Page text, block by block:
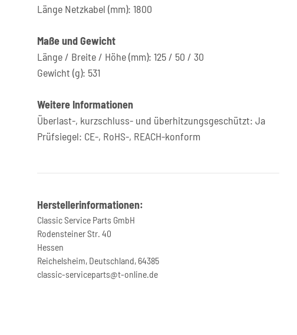
Länge Netzkabel (mm): 1800
Maße und Gewicht
Länge / Breite / Höhe (mm): 125 / 50 / 30
Gewicht (g): 531
Weitere Informationen
Überlast-, kurzschluss- und überhitzungsgeschützt: Ja
Prüfsiegel: CE-, RoHS-, REACH-konform
Herstellerinformationen:
Classic Service Parts GmbH
Rodensteiner Str. 40
Hessen
Reichelsheim, Deutschland, 64385
classic-serviceparts@t-online.de